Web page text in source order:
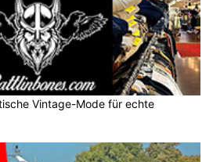
Vintage-Mode für echte